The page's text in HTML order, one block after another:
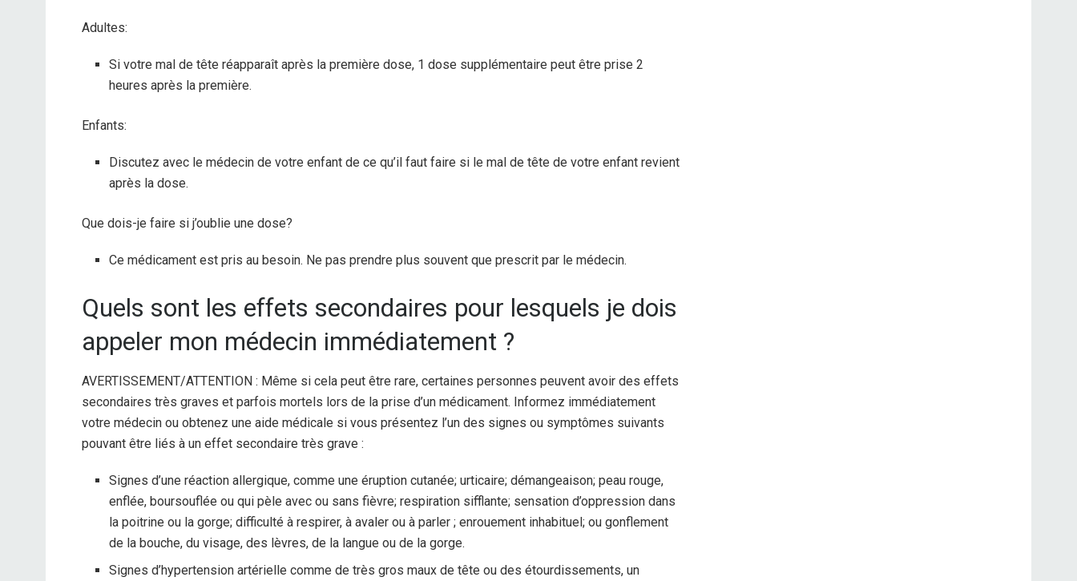
Adultes:
Si votre mal de tête réapparaît après la première dose, 1 dose supplémentaire peut être prise 2
heures après la première.
Enfants:
Discutez avec le médecin de votre enfant de ce qu’il faut faire si le mal de tête de votre enfant revient
après la dose.
Que dois-je faire si j’oublie une dose?
Ce médicament est pris au besoin. Ne pas prendre plus souvent que prescrit par le médecin.
Quels sont les effets secondaires pour lesquels je dois
appeler mon médecin immédiatement ?
AVERTISSEMENT/ATTENTION : Même si cela peut être rare, certaines personnes peuvent avoir des effets
secondaires très graves et parfois mortels lors de la prise d’un médicament. Informez immédiatement
votre médecin ou obtenez une aide médicale si vous présentez l’un des signes ou symptômes suivants
pouvant être liés à un effet secondaire très grave :
Signes d’une réaction allergique, comme une éruption cutanée; urticaire; démangeaison; peau rouge,
enflée, boursouflée ou qui pèle avec ou sans fièvre; respiration sifflante; sensation d’oppression dans
la poitrine ou la gorge; difficulté à respirer, à avaler ou à parler ; enrouement inhabituel; ou gonflement
de la bouche, du visage, des lèvres, de la langue ou de la gorge.
Signes d’hypertension artérielle comme de très gros maux de tête ou des étourdissements, un